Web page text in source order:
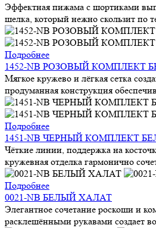
Эффектная пижама с шортиками
шелка, который нежно скользит по
Подробнее
1452-NB РОЗОВЫЙ КОМПЛЕКТ
Мягкое кружево и лёгкая сетка
продуманная конструкция
Подробнее
1451-NB ЧЕРНЫЙ КОМПЛЕКТ
Чёткие линии, поддержка на
кружевная отделка гармонично
Подробнее
0021-NB БЕЛЫЙ ХАЛАТ
Элегантное сочетание роскоши и
расклешёнными рукавами создает